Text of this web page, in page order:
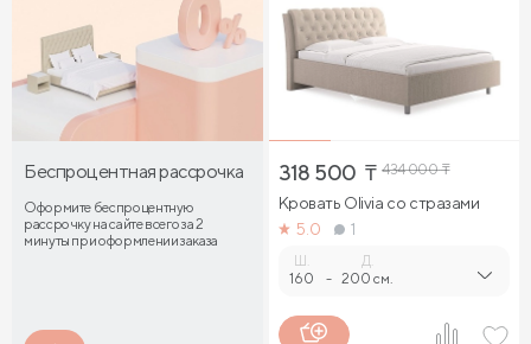
Беспроцентная рассрочка
Оформите беспроцентную
рассрочку на сайте всего за 2
минуты при оформлении заказа
318 500 ₸ 434 000₸
Кровать Olivia со стразами
5.0
1
160 -
Д.
200 см.